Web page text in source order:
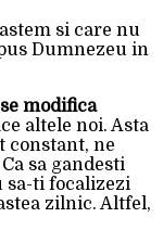
si care nu
Dumnezeu in
modifica
altele noi. Asta
constant, ne
sa gandesti
sa-ti focalizezi
zilnic. Altfel,